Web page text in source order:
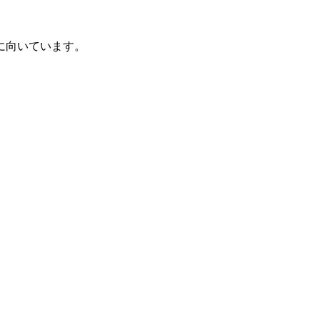
いています。